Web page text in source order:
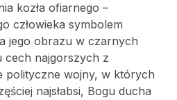
kozła ofiarnego –
człowieka symbolem
jego obrazu w czarnych
cech najgorszych z
polityczne wojny, w których
najsłabsi, Bogu ducha